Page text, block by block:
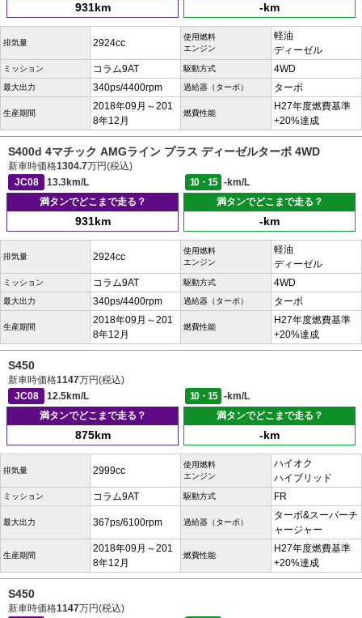
931km -km
排気量 2924cc
使用燃料
エンジン
軽油
ディーゼル
ミッション コラム9AT 駆動方式 4WD
最大出力 340ps/4400rpm 過給器（ターボ） ターボ
生産期間
2018年09月～201
8年12月
燃費性能
H27年度燃費基準
+20%達成
S400d 4マチック AMGライン プラス ディーゼルターボ 4WD
新車時価格1304.7万円(税込)
JC08
13.3km/L 10・15
-km/L
満タンでどこまで走る？
931km
満タンでどこまで走る？
-km
排気量 2924cc
使用燃料
エンジン
軽油
ディーゼル
ミッション コラム9AT 駆動方式 4WD
最大出力 340ps/4400rpm 過給器（ターボ） ターボ
生産期間
2018年09月～201
8年12月
燃費性能
H27年度燃費基準
+20%達成
S450
新車時価格1147万円(税込)
JC08
12.5km/L 10・15
-km/L
満タンでどこまで走る？
875km
満タンでどこまで走る？
-km
排気量 2999cc
使用燃料
エンジン
ハイオク
ハイブリッド
ミッション コラム9AT 駆動方式 FR
最大出力 367ps/6100rpm 過給器（ターボ）
ターボ&スーパーチ
ャージャー
生産期間
2018年09月～201
8年12月
燃費性能
H27年度燃費基準
+20%達成
S450
新車時価格1147万円(税込)